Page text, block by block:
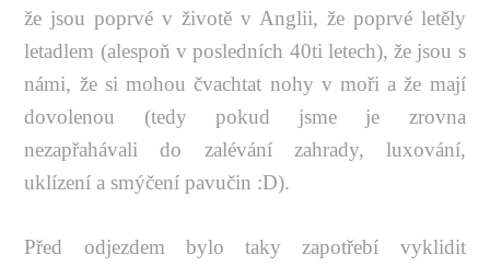
že jsou poprvé v životě v Anglii, že poprvé letěly
letadlem (alespoň v posledních 40ti letech), že jsou s
námi, že si mohou čvachtat nohy v moři a že mají
dovolenou (tedy pokud jsme je zrovna
nezapřahávali do zalévání zahrady, luxování,
uklízení a smýčení pavučin :D).
Před odjezdem bylo taky zapotřebí vyklidit